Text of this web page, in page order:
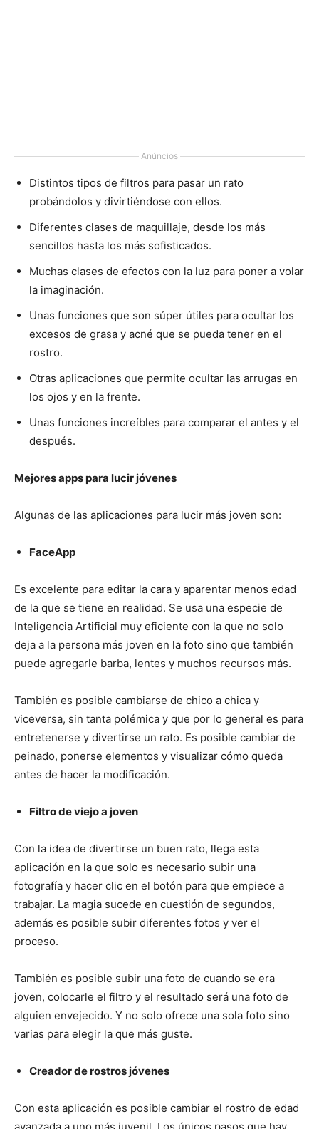
Anúncios
Distintos tipos de filtros para pasar un rato
probándolos y divirtiéndose con ellos.
Diferentes clases de maquillaje, desde los más
sencillos hasta los más sofisticados.
Muchas clases de efectos con la luz para poner a volar
la imaginación.
Unas funciones que son súper útiles para ocultar los
excesos de grasa y acné que se pueda tener en el
rostro.
Otras aplicaciones que permite ocultar las arrugas en
los ojos y en la frente.
Unas funciones increíbles para comparar el antes y el
después.
Mejores apps para lucir jóvenes
Algunas de las aplicaciones para lucir más joven son:
FaceApp
Es excelente para editar la cara y aparentar menos edad
de la que se tiene en realidad. Se usa una especie de
Inteligencia Artificial muy eficiente con la que no solo
deja a la persona más joven en la foto sino que también
puede agregarle barba, lentes y muchos recursos más.
También es posible cambiarse de chico a chica y
viceversa, sin tanta polémica y que por lo general es para
entretenerse y divertirse un rato. Es posible cambiar de
peinado, ponerse elementos y visualizar cómo queda
antes de hacer la modificación.
Filtro de viejo a joven
Con la idea de divertirse un buen rato, llega esta
aplicación en la que solo es necesario subir una
fotografía y hacer clic en el botón para que empiece a
trabajar. La magia sucede en cuestión de segundos,
además es posible subir diferentes fotos y ver el
proceso.
También es posible subir una foto de cuando se era
joven, colocarle el filtro y el resultado será una foto de
alguien envejecido. Y no solo ofrece una sola foto sino
varias para elegir la que más guste.
Creador de rostros jóvenes
Con esta aplicación es posible cambiar el rostro de edad